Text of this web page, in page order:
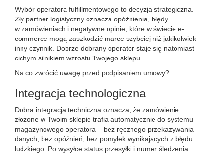
Wybór operatora fulfillmentowego to decyzja strategiczna.
Zły partner logistyczny oznacza opóźnienia, błędy
w zamówieniach i negatywne opinie, które w świecie e-
commerce mogą zaszkodzić marce szybciej niż jakikolwiek
inny czynnik. Dobrze dobrany operator staje się natomiast
cichym silnikiem wzrostu Twojego sklepu.
Na co zwrócić uwagę przed podpisaniem umowy?
Integracja technologiczna
Dobra integracja techniczna oznacza, że zamówienie
złożone w Twoim sklepie trafia automatycznie do systemu
magazynowego operatora – bez ręcznego przekazywania
danych, bez opóźnień, bez pomyłek wynikających z błędu
ludzkiego. Po wysyłce status przesyłki i numer śledzenia